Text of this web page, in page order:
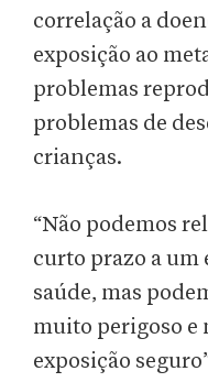
correlação a
exposição ao
problemas
problemas de
crianças.
“Não podemos
curto prazo a um
saúde, mas
muito perigoso e
exposição